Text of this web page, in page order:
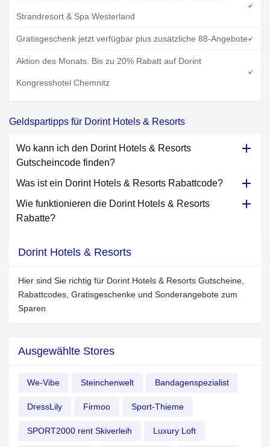
Strandresort & Spa Westerland
Gratisgeschenk jetzt verfügbar plus zusätzliche 88-Angebote
Aktion des Monats: Bis zu 20% Rabatt auf Dorint
Kongresshotel Chemnitz
Geldspartipps für Dorint Hotels & Resorts
Wo kann ich den Dorint Hotels & Resorts
Gutscheincode finden?
Was ist ein Dorint Hotels & Resorts Rabattcode?
Wie funktionieren die Dorint Hotels & Resorts
Rabatte?
Dorint Hotels & Resorts
Hier sind Sie richtig für Dorint Hotels & Resorts Gutscheine,
Rabattcodes, Gratisgeschenke und Sonderangebote zum
Sparen
Ausgewählte Stores
We-Vibe Steinchenwelt Bandagenspezialist
DressLily Firmoo Sport-Thieme
SPORT2000 rent Skiverleih Luxury Loft